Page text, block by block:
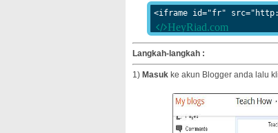
<iframe id="fr"
Langkah-langkah :
1) Masuk ke akun Blogger anda lalu